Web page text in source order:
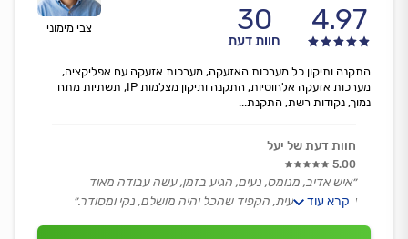
צבי מימוני 4.97
30
חוות דעת
התקנה ותיקון כל מערכות האזעקה, מערכות אזעקה עם אפליקציה,
מערכות אזעקה אלחוטיות, התקנה ותיקון מצלמות IP, תשתיות מתח
נמוך, נקודות רשת, התקנת...
חוות דעת של יעל
5.00
״איש אדיב, מנומס, נעים, הגיע בזמן, עשה עבודה מאוד
יסודית, מקצועית, הקפיד שהכל יהיה מושלם, נקי ומסודר.״
קרא עוד